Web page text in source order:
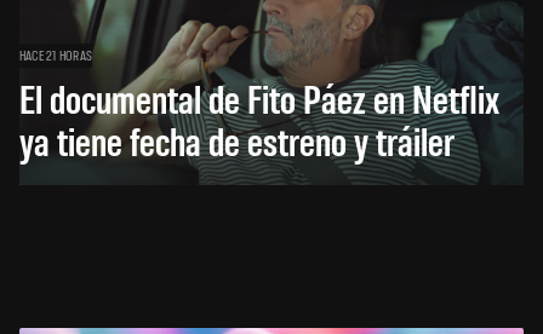
HACE 21 HORAS
El documental de Fito Páez en Netflix
ya tiene fecha de estreno y tráiler